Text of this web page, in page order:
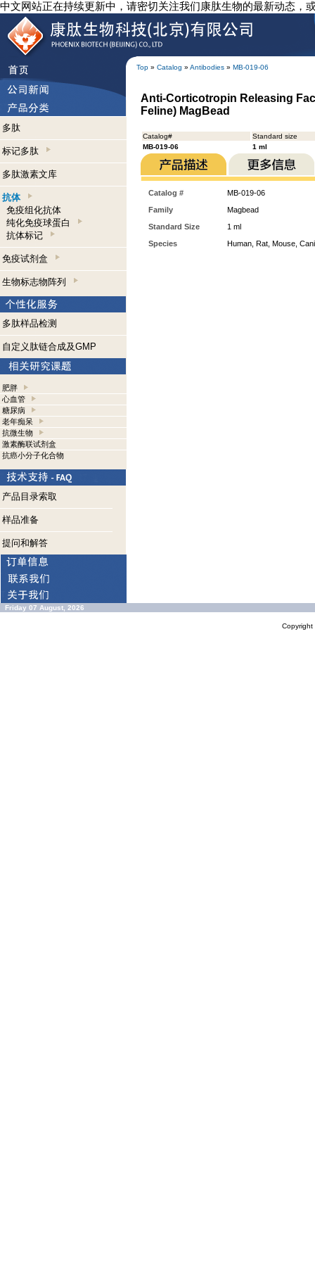
中文网站正在持续更新中，请密切关注我们康肽生物的最新动态，
Top » Catalog » Antibodies » MB-019-06
多肽
标记多肽
多肽激素文库
抗体
免疫组化抗体
纯化免疫球蛋白
抗体标记
免疫试剂盒
生物标志物阵列
多肽样品检测
自定义肽链合成及GMP
肥胖
心血管
糖尿病
老年痴呆
抗微生物
激素酶联试剂盒
抗癌小分子化合物
产品目录索取
样品准备
提问和解答
Anti-Corticotropin Releasing
Feline) MagBead
Catalog#
Standard size
MB-019-06
1 ml
Catalog #
MB-019-06
Family
Magbead
Standard Size
1 ml
Species
Human, Rat, Mouse,
Friday 07 August, 2026